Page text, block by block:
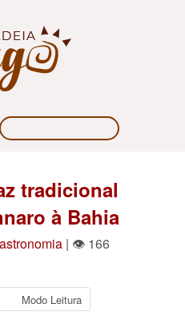
tradicional
à Bahia
| 👁 166
Modo Leitura